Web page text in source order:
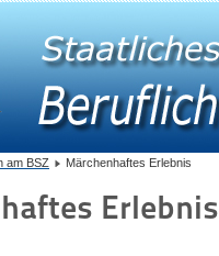
am BSZ Märchenhaftes Erlebnis
Erlebnis